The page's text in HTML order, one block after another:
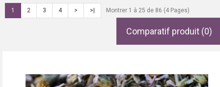
1 2 3 4 > >| Montrer 1 à 25 de 86 (4 Pages)
Comparatif produit (0)